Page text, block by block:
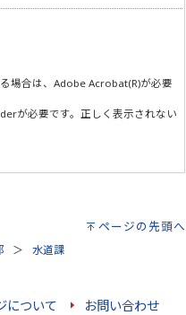
場合は、Adobe Acrobat(R)が必要
が必要です。正しく表示されない
ページの先頭へ
水道課
について
お問い合わせ